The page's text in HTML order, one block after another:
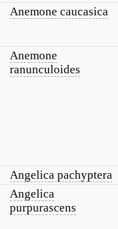
Anemone caucasica
Anemone
ranunculoides
Angelica pachyptera
Angelica
purpurascens